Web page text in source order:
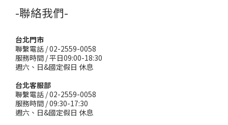
-聯絡我們-
台北門市
聯繫電話 / 02-2559-0058
服務時間 / 平日09:00-18:30
週六、日&國定假日 休息
台北客服部
聯繫電話 / 02-2559-0058
服務時間 / 09:30-17:30
週六、日&國定假日 休息